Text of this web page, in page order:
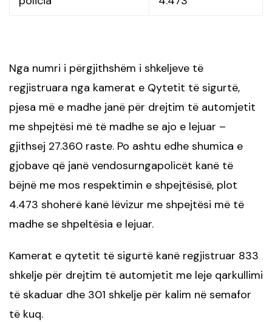
Nga numri i përgjithshëm i shkeljeve të
regjistruara nga kamerat e Qytetit të sigurtë,
pjesa më e madhe janë për drejtim të automjetit
me shpejtësi më të madhe se ajo e lejuar –
gjithsej 27.360 raste. Po ashtu edhe shumica e
gjobave që janë vendosurngapolicët kanë të
bëjnë me mos respektimin e shpejtësisë, plot
4.473 shoherë kanë lëvizur me shpejtësi më të
madhe se shpeltësia e lejuar.
Kamerat e qytetit të sigurtë kanë regjistruar 833
shkelje për drejtim të automjetit me leje qarkullimi
të skaduar dhe 301 shkelje për kalim në semafor
të kuq.